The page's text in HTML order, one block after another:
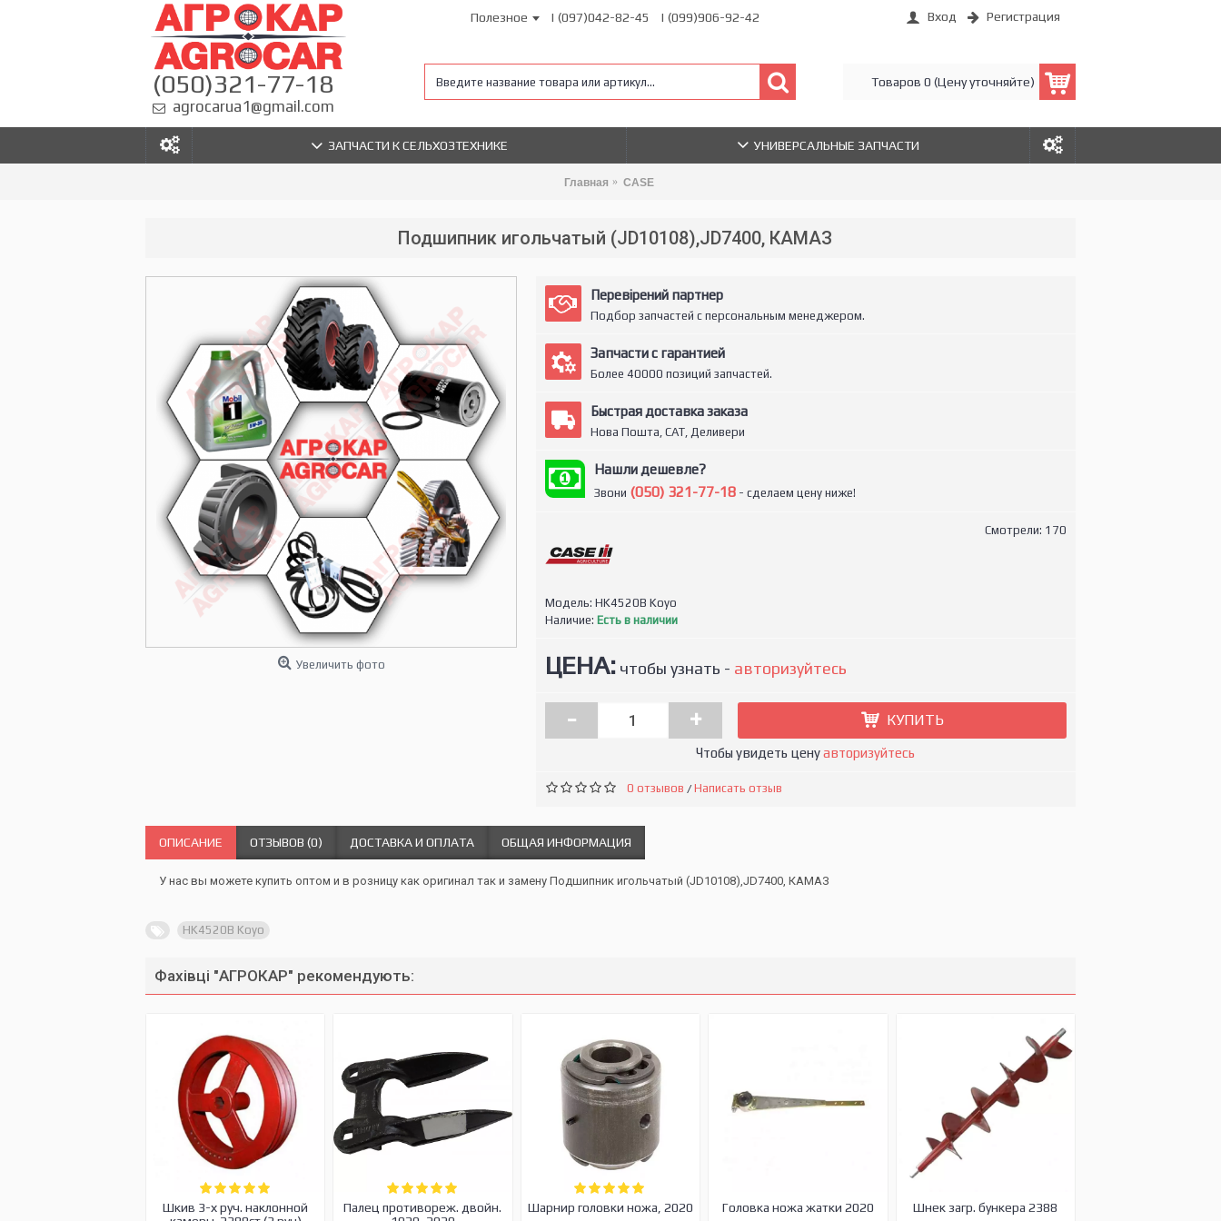
(050)321-77-18
agrocarua1@gmail.com
Полезное | (097)042-82-45 | (099)906-92-42 Вход Регистрация
Товаров 0 (Цену уточняйте)
ЗАПЧАСТИ К СЕЛЬХОЗТЕХНИКЕ УНИВЕРСАЛЬНЫЕ ЗАПЧАСТИ
Главная CASE
Подшипник игольчатый (JD10108),JD7400, КАМАЗ
Увеличить фото
Перевірений партнер
Подбор запчастей с персональным менеджером.
Запчасти с гарантией
Более 40000 позиций запчастей.
Быстрая доставка заказа
Нова Пошта, САТ, Деливери
Нашли дешевле?
Звони (050) 321-77-18- сделаем цену ниже!
Смотрели: 170
Модель: HK4520B Koyo
Наличие: Есть в наличии
ЦЕНА:чтобы узнать - авторизуйтесь
- + КУПИТЬ
Чтобы увидеть ценуавторизуйтесь
0 отзывов /Написать отзыв
ОПИСАНИЕ ОТЗЫВОВ (0) ДОСТАВКА И ОПЛАТА ОБЩАЯ ИНФОРМАЦИЯ
У нас вы можете купить оптом и в розницу как оригинал так и замену Подшипник игольчатый (JD10108),JD7400, КАМАЗ
HK4520B Koyo
Фахівці "АГРОКАР" рекомендують:
Шкив 3-х руч. наклонной
Палец противореж. двойн.
Шарнир головки ножа, 2020 Головка ножа жатки 2020 Шнек загр. бункера 2388